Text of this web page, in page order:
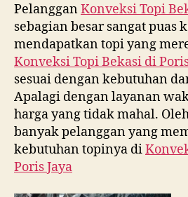
PelangganKonveksi Topi
sebagian besar sangat puas
mendapatkan topi yang
Konveksi Topi Bekasi di
sesuai dengan kebutuhan
Apalagi dengan layanan
harga yang tidak mahal.
banyak pelanggan yang
kebutuhan topinya di
Poris Jaya